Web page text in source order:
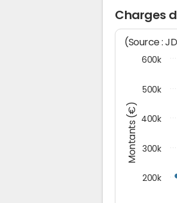
Charges
Montants (€)
(Source :
200k
300k
400k
500k
600k